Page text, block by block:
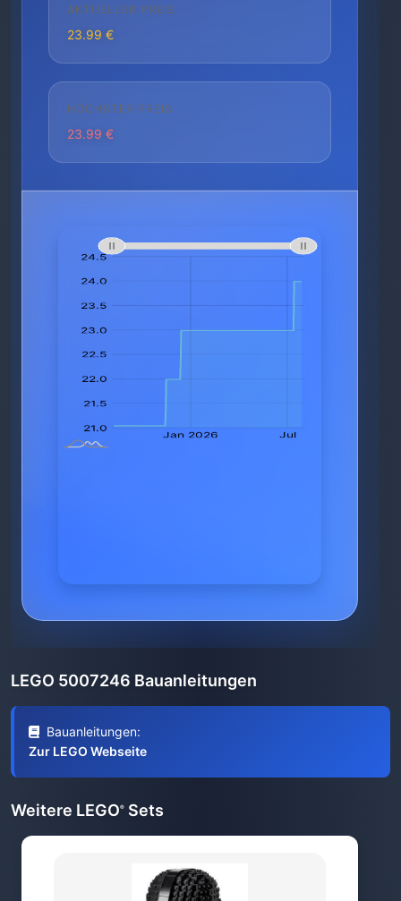
AKTUELLER PREIS
23.99 €
HÖCHSTER PREIS
23.99 €
LEGO 5007246 Bauanleitungen
Bauanleitungen:
Zur LEGO Webseite
Weitere LEGO® Sets